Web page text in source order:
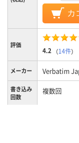
カ
評価
4.2 （14件）
メーカー Verbatim
書き込み
回数
複数回